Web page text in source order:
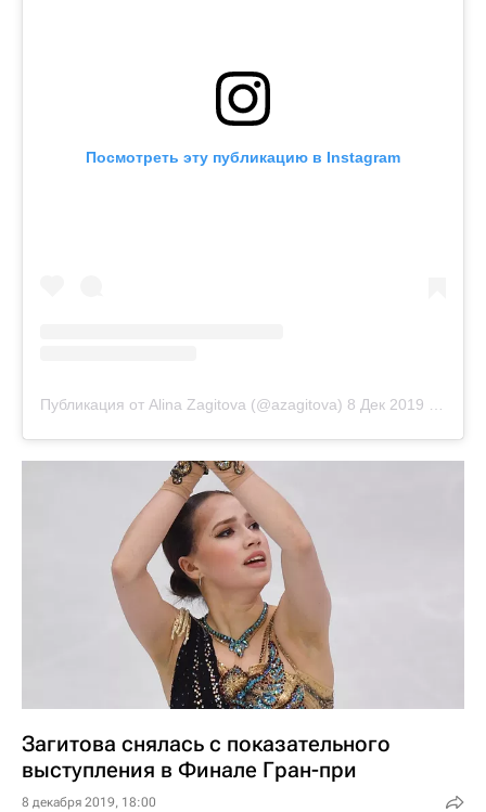
Посмотреть эту публикацию в Instagram
Публикация от Alina Zagitova (@azagitova) 8 Дек 2019 в 12:11 PST
Загитова снялась с показательного
выступления в Финале Гран-при
8 декабря 2019, 18:00